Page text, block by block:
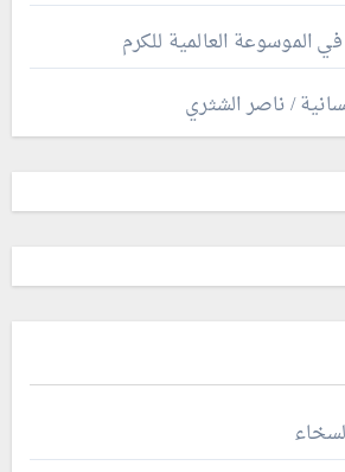
الموسوعة العالمية للكرم
/ ناصر الشثري